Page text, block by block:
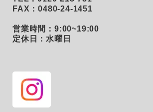
FAX：0480-24-1451
営業時間：9:00~19:00
定休日：水曜日